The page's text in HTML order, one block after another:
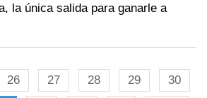
la única salida para ganarle a
26 27 28 29
30